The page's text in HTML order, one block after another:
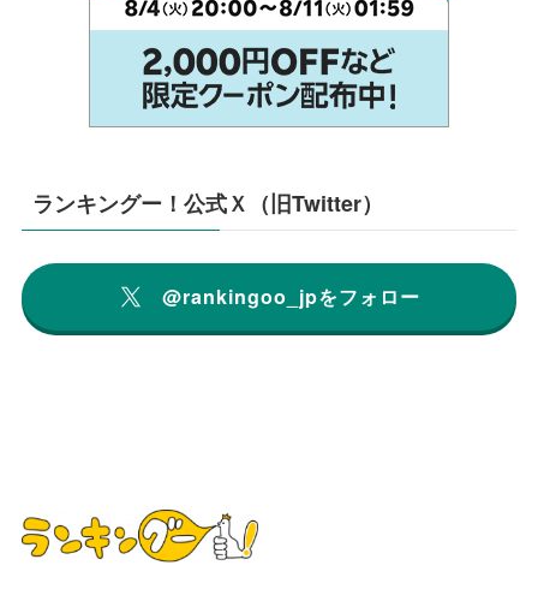
ランキングー！公式Ｘ（旧Twitter）
@rankingoo_jpをフォロー